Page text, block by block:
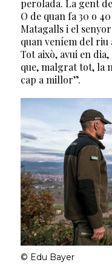
perolada. La gent
O de quan fa 30 o
Matagalls i el
quan veníem del
Tot això, avui en
que, malgrat tot, la
cap a millor”.
© Edu Bayer